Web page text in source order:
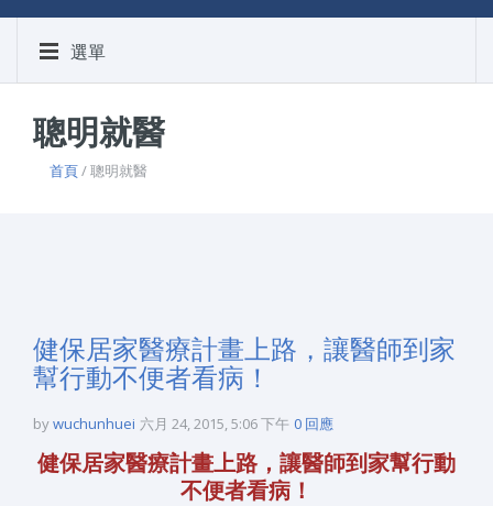
選單
聰明就醫
首頁/ 聰明就醫
健保居家醫療計畫上路，讓醫師到家
幫行動不便者看病！
bywuchunhuei 六月 24, 2015, 5:06 下午 0 回應
健保居家醫療計畫上路，讓醫師到家幫行動
不便者看病！